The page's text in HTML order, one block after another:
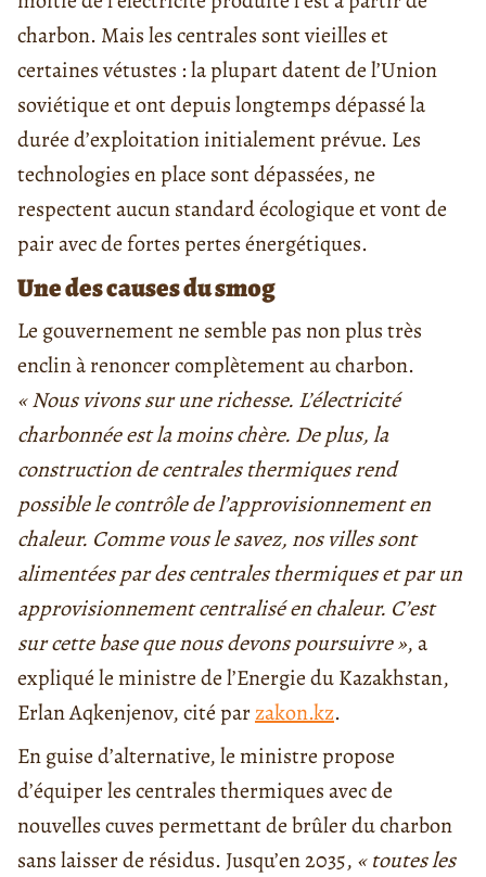
charbon. Mais les centrales sont vieilles et
certaines vétustes : la plupart datent de l’Union
soviétique et ont depuis longtemps dépassé la
durée d’exploitation initialement prévue. Les
technologies en place sont dépassées, ne
respectent aucun standard écologique et vont de
pair avec de fortes pertes énergétiques.
Une des causes du smog
Le gouvernement ne semble pas non plus très
enclin à renoncer complètement au charbon.
« Nous vivons sur une richesse. L’électricité
charbonnée est la moins chère. De plus, la
construction de centrales thermiques rend
possible le contrôle de l’approvisionnement en
chaleur. Comme vous le savez, nos villes sont
alimentées par des centrales thermiques et par un
approvisionnement centralisé en chaleur. C’est
sur cette base que nous devons poursuivre », a
expliqué le ministre de l’Energie du Kazakhstan,
Erlan Aqkenjenov, cité parzakon.kz.
En guise d’alternative, le ministre propose
d’équiper les centrales thermiques avec de
nouvelles cuves permettant de brûler du charbon
sans laisser de résidus. Jusqu’en 2035, « toutes les